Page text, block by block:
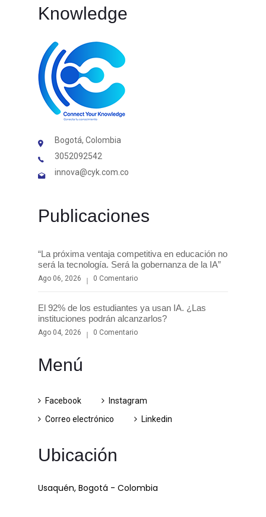
Knowledge
Bogotá, Colombia
3052092542
innova@cyk.com.co
Publicaciones
“La próxima ventaja competitiva en educación no
será la tecnología. Será la gobernanza de la IA”
Ago 06, 2026 0 Comentario
El 92% de los estudiantes ya usan IA. ¿Las
instituciones podrán alcanzarlos?
Ago 04, 2026 0 Comentario
Menú
Facebook
Instagram
Correo electrónico
Linkedin
Ubicación
Usaquén, Bogotá - Colombia